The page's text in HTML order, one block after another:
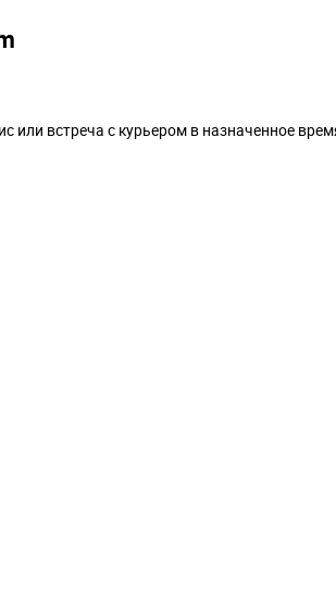
или встреча с курьером в назначенное